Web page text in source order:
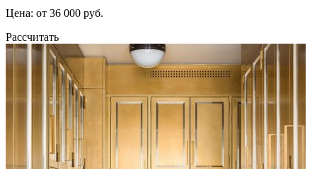
Цена: от 36 000 руб.
Рассчитать